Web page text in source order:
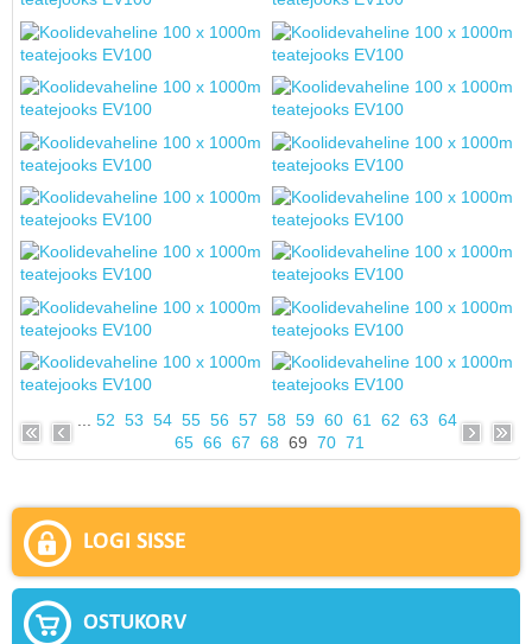
52 53 54 55 56 57 58 59 60 61 62 63 64
65 66 67 68 69 70 71
LOGI SISSE
OSTUKORV